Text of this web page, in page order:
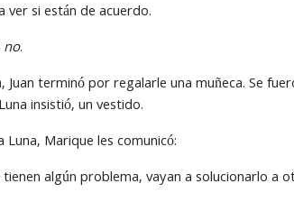
si están de acuerdo.
no.
terminó por regalarle una muñeca. Se
insistió, un vestido.
Marique les comunicó:
algún problema, vayan a solucionarlo